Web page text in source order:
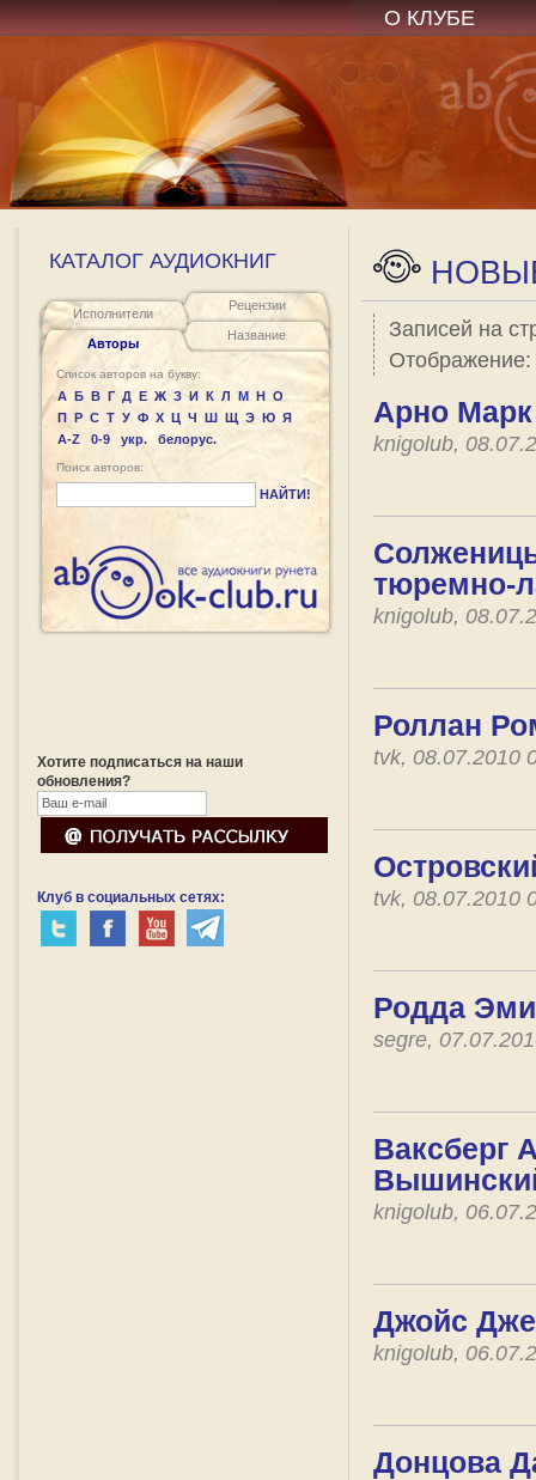
О КЛУБЕ
КАТАЛОГ АУДИОКНИГ
Исполнители
Авторы
Рецензии
Название
Список авторов на букву:
А Б В Г Д Е Ж З И К Л М Н О
П Р С Т У Ф Х Ц Ч Ш Щ Э Ю Я
A-Z
0-9 укр. белорус.
Поиск авторов:
НАЙТИ!
Хотите подписаться на наши
обновления?
Клуб в социальных сетях:
Записей на
Отображение:
Арно Марк
knigolub,
тюремно-
knigolub,
Роллан
tvk,
tvk,
Родда
segre,
Ваксберг
knigolub,
Джойс
knigolub,
Донцова